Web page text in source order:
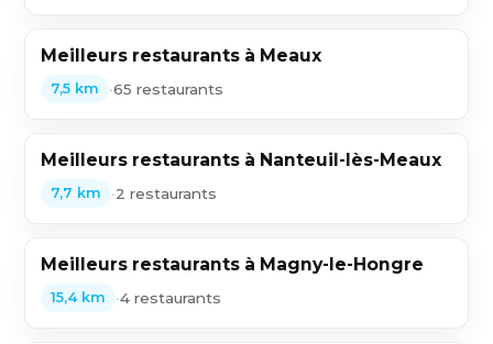
Meilleurs restaurants à Meaux
7,5 km •65 restaurants
Meilleurs restaurants à Nanteuil-lès-Meaux
7,7 km •2 restaurants
Meilleurs restaurants à Magny-le-Hongre
15,4 km •4 restaurants